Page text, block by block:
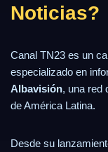
Noticias?
Canal TN23 es un
especializado en
Albavisión, una red
de América Latina.
Desde su